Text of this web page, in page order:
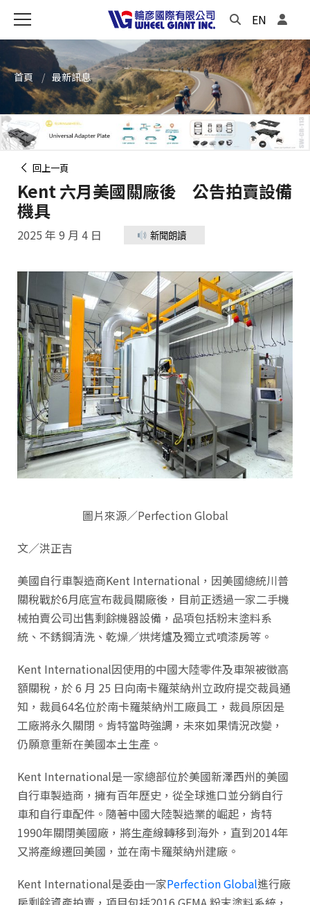
EN
首頁 最新訊息
回上一頁
Kent 六月美國關廠後 公告拍賣設備
機具
2025 年 9 月 4 日 新聞朗讀
圖片來源／Perfection Global
文／洪正吉
美國自行車製造商Kent International，因美國總統川普
關稅戰於6月底宣布裁員關廠後，目前正透過一家二手機
械拍賣公司出售剩餘機器設備，品項包括粉末塗料系
統、不銹鋼清洗、乾燥／烘烤爐及獨立式噴漆房等。
Kent International因使用的中國大陸零件及車架被徵高
額關稅，於 6 月 25 日向南卡羅萊納州立政府提交裁員通
知，裁員64名位於南卡羅萊納州工廠員工，裁員原因是
工廠將永久關閉。肯特當時強調，未來如果情況改變，
仍願意重新在美國本土生產。
Kent International是一家總部位於美國新澤西州的美國
自行車製造商，擁有百年歷史，從全球進口並分銷自行
車和自行車配件。隨著中國大陸製造業的崛起，肯特
1990年關閉美國廠，將生產線轉移到海外，直到2014年
又將產線遷回美國，並在南卡羅萊納州建廠。
Kent International是委由一家Perfection Global進行廠